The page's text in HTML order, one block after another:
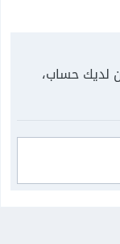
لديك حساب،